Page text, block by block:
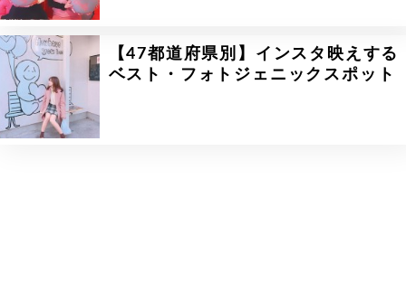
【47都道府県別】インスタ映えする
ベスト・フォトジェニックスポット